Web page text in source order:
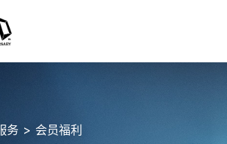
务 会员福利